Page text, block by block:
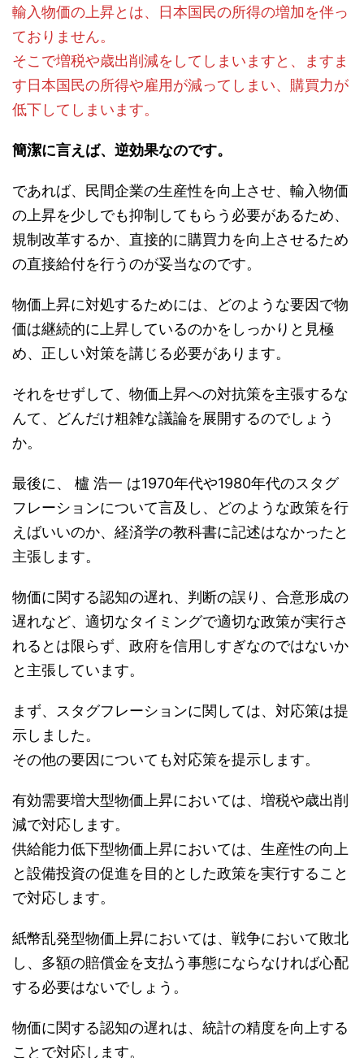
輸入物価の上昇とは、日本国民の所得の増加を伴っ
ておりません。
そこで増税や歳出削減をしてしまいますと、ますま
す日本国民の所得や雇用が減ってしまい、購買力が
低下してしまいます。
簡潔に言えば、逆効果なのです。
であれば、民間企業の生産性を向上させ、輸入物価
の上昇を少しでも抑制してもらう必要があるため、
規制改革するか、直接的に購買力を向上させるため
の直接給付を行うのが妥当なのです。
物価上昇に対処するためには、どのような要因で物
価は継続的に上昇しているのかをしっかりと見極
め、正しい対策を講じる必要があります。
それをせずして、物価上昇への対抗策を主張するな
んて、どんだけ粗雑な議論を展開するのでしょう
か。
最後に、 櫨 浩一 は1970年代や1980年代のスタグ
フレーションについて言及し、どのような政策を行
えばいいのか、経済学の教科書に記述はなかったと
主張します。
物価に関する認知の遅れ、判断の誤り、合意形成の
遅れなど、適切なタイミングで適切な政策が実行さ
れるとは限らず、政府を信用しすぎなのではないか
と主張しています。
まず、スタグフレーションに関しては、対応策は提
示しました。
その他の要因についても対応策を提示します。
有効需要増大型物価上昇においては、増税や歳出削
減で対応します。
供給能力低下型物価上昇においては、生産性の向上
と設備投資の促進を目的とした政策を実行すること
で対応します。
紙幣乱発型物価上昇においては、戦争において敗北
し、多額の賠償金を支払う事態にならなければ心配
する必要はないでしょう。
物価に関する認知の遅れは、統計の精度を向上する
ことで対応します。